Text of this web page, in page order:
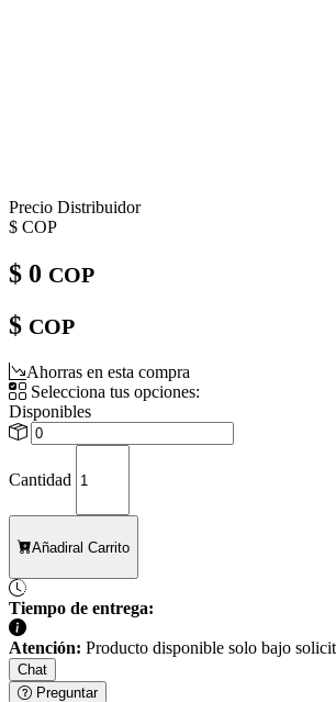
Precio Distribuidor
$ COP
$ 0 COP
$ COP
Ahorras en esta compra
Selecciona tus opciones:
Disponibles
Cantidad
Añadiral Carrito
Tiempo de entrega:
Atención: Producto disponible solo bajo
Chat
Preguntar